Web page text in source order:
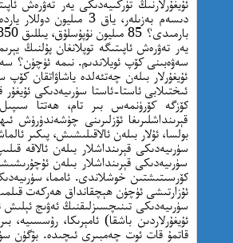
دىسەم بەزىلەر، ياق 3
يەر تەۋرەش ئاپىتىگە توپلانغان پۇلنىڭ
ئۇيغۇرلار بىلەن چەتئەلدە ياشاۋاتقان
ئىختىلابى ئاستا-ئاستا سۈرىيەدىكى ئۇيغۇر
كۆزگە كۆرۈنمەس بىر تام، ھەتتا
قېرىنداشلىرىغا ئۆزلىرىنى چۈشەندۈرۈش
بولسا، ئۇلار بىلەن ئالاقىلىشىش، پىكىر
سۈرىيەدىكى قېرىنداشلار بىلەن ئالاقە
سۈرىيەدىكى قېرىنداشلار بىلەن
كۆرسىتىشتىن خوشلاندى. ئامما،
ئۇزارتىشى ئۈچۈن ھېچقانداق ھەركەت
سۈرىيەدىكى تىنىچسىزلىقنىڭ ئەۋىج ئېلىش
ئۇيغۇرلاردىن باشقا) ئامېرىكا، رۇسسىيە،
قاتمۇ قات ئوت چەمبىرى ئىچىدە. بۇگۈن